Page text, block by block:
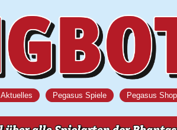
Aktuelles Pegasus Spiele Pegasus Shop